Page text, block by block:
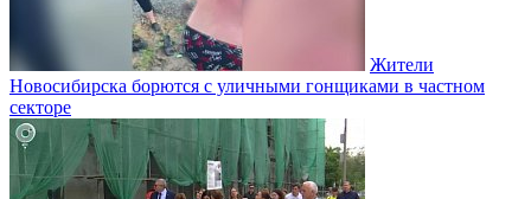
Жители
Новосибирска борются с уличными гонщиками в частном
секторе